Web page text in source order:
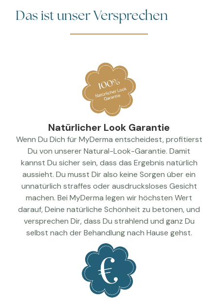
Das ist unser Versprechen
Natürlicher Look Garantie
Wenn Du Dich für MyDerma entscheidest, profitierst
Du von unserer Natural-Look-Garantie. Damit
kannst Du sicher sein, dass das Ergebnis natürlich
aussieht. Du musst Dir also keine Sorgen über ein
unnatürlich straffes oder ausdrucksloses Gesicht
machen. Bei MyDerma legen wir höchsten Wert
darauf, Deine natürliche Schönheit zu betonen, und
versprechen Dir, dass Du strahlend und ganz Du
selbst nach der Behandlung nach Hause gehst.